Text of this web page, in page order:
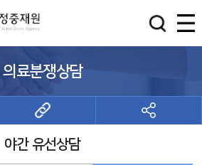
의료분쟁상담
야간 유선상담